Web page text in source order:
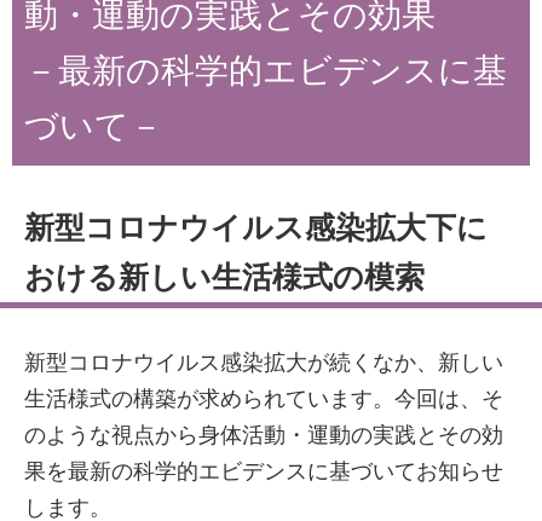
動・運動の実践とその効果
－最新の科学的エビデンスに基
づいて－
新型コロナウイルス感染拡大下に
おける新しい生活様式の模索
新型コロナウイルス感染拡大が続くなか、新しい
生活様式の構築が求められています。今回は、そ
のような視点から身体活動・運動の実践とその効
果を最新の科学的エビデンスに基づいてお知らせ
します。